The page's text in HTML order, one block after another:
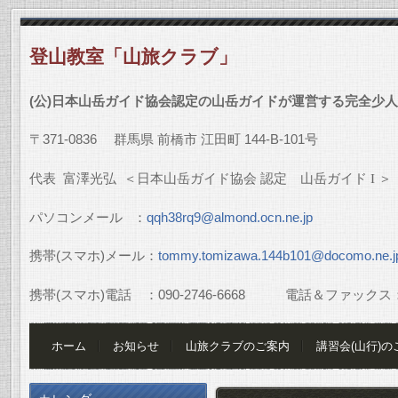
登山教室「山旅クラブ」
(公)日本山岳ガイド協会認定の山岳ガイドが運営する完全少
〒 371-0836 群馬県 前橋市 江田町 144-B-101号
代表 富澤光弘 ＜日本山岳ガイド協会 認定 山岳ガイド I ＞
パソコンメール ： qqh38rq9@almond.ocn.ne.jp
携帯(スマホ)メール：
携帯(スマホ)電話 ： 090-2746-6668電話＆ファックス
ホーム お知らせ 山旅クラブのご案内 講習会(山行)の